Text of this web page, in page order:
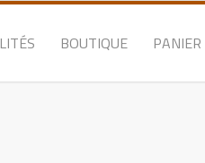
BOUTIQUE PANIER